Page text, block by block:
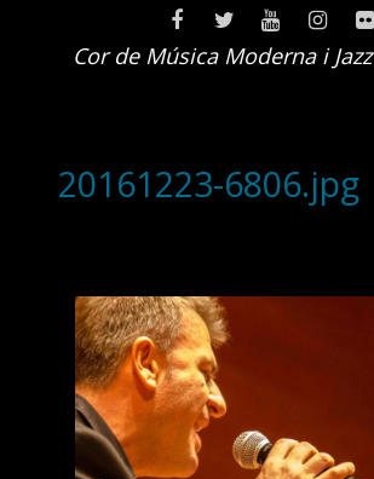
Cor de Música Moderna i
20161223-6806.jpg